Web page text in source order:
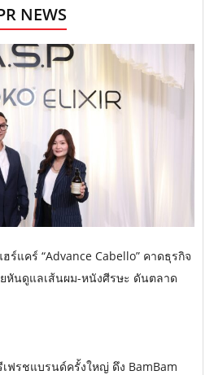
NEWS
ร์แคร์ “Advance Cabello” คาดธุรกิจ
หันดูแลเส้นผม-หนังศีรษะ ดันตลาด
ฟรชแบรนด์ครั้งใหญ่ ดึง BamBam